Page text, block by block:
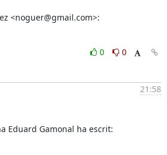
<noguer@gmail.com>:
0
0
21:58
Eduard Gamonal ha escrit: